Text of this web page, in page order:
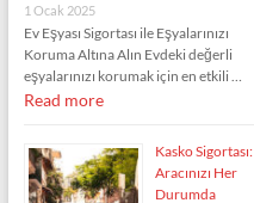
1 Ocak 2025
Ev Eşyası Sigortası ile Eşyalarınızı
Koruma Altına Alın Evdeki değerli
eşyalarınızı korumak için en etkili …
Read more
Kasko Sigortası:
Aracınızı Her
Durumda